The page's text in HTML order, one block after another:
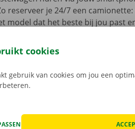
reserveer je 24/7 een
model dat het beste bij jou past
de gratis app voor
cookies
gebruik van cookies om jou een